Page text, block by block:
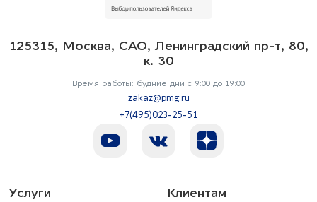
125315, Москва, САО, Ленинградский пр-т, 80,
к. 30
Время работы: будние дни с 9:00 до 19:00
zakaz@pmg.ru
+7(495)023-25-51
Услуги Клиентам